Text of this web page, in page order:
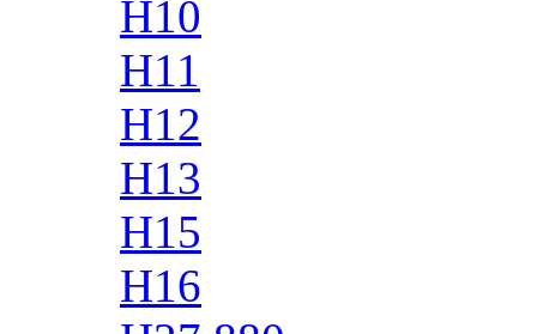
H10
H11
H12
H13
H15
H16